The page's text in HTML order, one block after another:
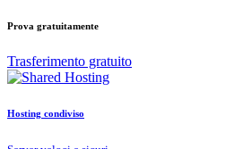
Prova gratuitamente
Trasferimento gratuito
Hosting condiviso